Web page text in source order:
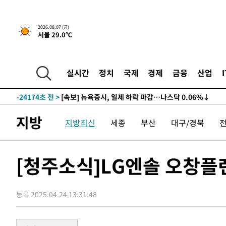
2026.08.07 (금)
서울 29.0℃
실시간 정치 국제 경제 금융 산업
-24174초 전 >
-29608초 전 > 이란, 호르무즈서 "적국 목표물들"과 대치로 남부 케슘
발효
-26474초 전 >
[속보]트럼프, 美 원정출산 금지 행정명령 서명
-24174초 전 >[속보] 뉴욕증시, 일제 하락 마감…나스닥 0.06%↓
례 큰 폭발음
-28323초 전 >[속보]美, 폴리실리콘 수입 규제…파생제품 15% 관세,
발효
-24174초 전 >[속보] 뉴욕증시, 일제 하락 마감…나스닥 0.06%↓
지방 지방최신 세종 부산 대구/경북
[청주소식]LG엔솔 오창
등록 2025.04.24 13:31:48